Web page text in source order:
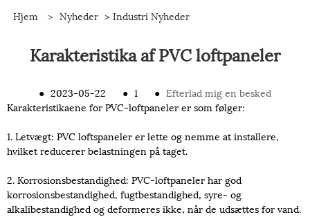
Hjem > Nyheder > Industri Nyheder
Karakteristika af PVC loftpaneler
● 2023-05-22 ● 1 ● Efterlad mig en besked
Karakteristikaene for PVC-loftpaneler er som følger:
1. Letvægt: PVC loftspaneler er lette og nemme at installere,
hvilket reducerer belastningen på taget.
2. Korrosionsbestandighed: PVC-loftpaneler har god
korrosionsbestandighed, fugtbestandighed, syre- og
alkalibestandighed og deformeres ikke, når de udsættes for vand.